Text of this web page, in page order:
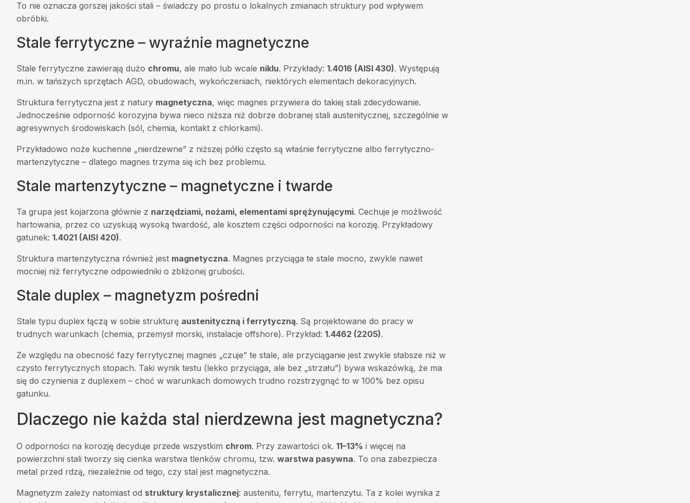
To nie oznacza gorszej jakości stali – świadczy po prostu o lokalnych zmianach struktury pod wpływem
obróbki.
Stale ferrytyczne – wyraźnie magnetyczne
Stale ferrytyczne zawierają dużo chromu, ale mało lub wcale niklu. Przykłady: 1.4016 (AISI 430). Występują
m.in. w tańszych sprzętach AGD, obudowach, wykończeniach, niektórych elementach dekoracyjnych.
Struktura ferrytyczna jest z natury magnetyczna, więc magnes przywiera do takiej stali zdecydowanie.
Jednocześnie odporność korozyjna bywa nieco niższa niż dobrze dobranej stali austenitycznej, szczególnie w
agresywnych środowiskach (sól, chemia, kontakt z chlorkami).
Przykładowo noże kuchenne „nierdzewne” z niższej półki często są właśnie ferrytyczne albo ferrytyczno-
martenzytyczne – dlatego magnes trzyma się ich bez problemu.
Stale martenzytyczne – magnetyczne i twarde
Ta grupa jest kojarzona głównie z narzędziami, nożami, elementami sprężynującymi. Cechuje je możliwość
hartowania, przez co uzyskują wysoką twardość, ale kosztem części odporności na korozję. Przykładowy
gatunek: 1.4021 (AISI 420).
Struktura martenzytyczna również jest magnetyczna. Magnes przyciąga te stale mocno, zwykle nawet
mocniej niż ferrytyczne odpowiedniki o zbliżonej grubości.
Stale duplex – magnetyzm pośredni
Stale typu duplex łączą w sobie strukturę austenityczną i ferrytyczną. Są projektowane do pracy w
trudnych warunkach (chemia, przemysł morski, instalacje offshore). Przykład: 1.4462 (2205).
Ze względu na obecność fazy ferrytycznej magnes „czuje” te stale, ale przyciąganie jest zwykle słabsze niż w
czysto ferrytycznych stopach. Taki wynik testu (lekko przyciąga, ale bez „strzału”) bywa wskazówką, że ma
się do czynienia z duplexem – choć w warunkach domowych trudno rozstrzygnąć to w 100% bez opisu
gatunku.
Dlaczego nie każda stal nierdzewna jest magnetyczna?
O odporności na korozję decyduje przede wszystkim chrom. Przy zawartości ok. 11–13% i więcej na
powierzchni stali tworzy się cienka warstwa tlenków chromu, tzw. warstwa pasywna. To ona zabezpiecza
metal przed rdzą, niezależnie od tego, czy stal jest magnetyczna.
Magnetyzm zależy natomiast od struktury krystalicznej: austenitu, ferrytu, martenzytu. Ta z kolei wynika z